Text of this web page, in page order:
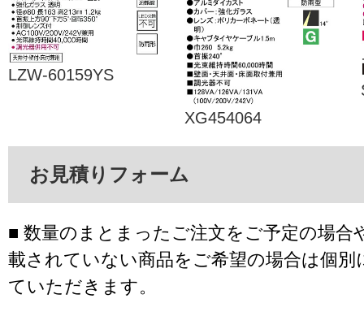
LZW-60159YS
XG454064
お見積りフォーム
■ 数量のまとまったご注文をご予定の場合
載されていない商品をご希望の場合は個別
ていただきます。